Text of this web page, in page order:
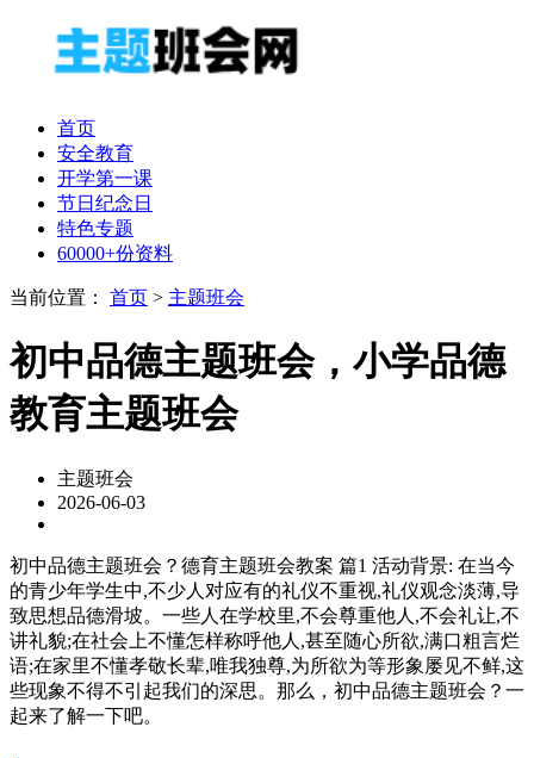
首页
安全教育
开学第一课
节日纪念日
特色专题
60000+份资料
当前位置： 首页 > 主题班会
初中品德主题班会，小学品德
教育主题班会
主题班会
2026-06-03
初中品德主题班会？德育主题班会教案 篇1 活动背景: 在当今
的青少年学生中,不少人对应有的礼仪不重视,礼仪观念淡薄,导
致思想品德滑坡。一些人在学校里,不会尊重他人,不会礼让,不
讲礼貌;在社会上不懂怎样称呼他人,甚至随心所欲,满口粗言烂
语;在家里不懂孝敬长辈,唯我独尊,为所欲为等形象屡见不鲜,这
些现象不得不引起我们的深思。那么，初中品德主题班会？一
起来了解一下吧。